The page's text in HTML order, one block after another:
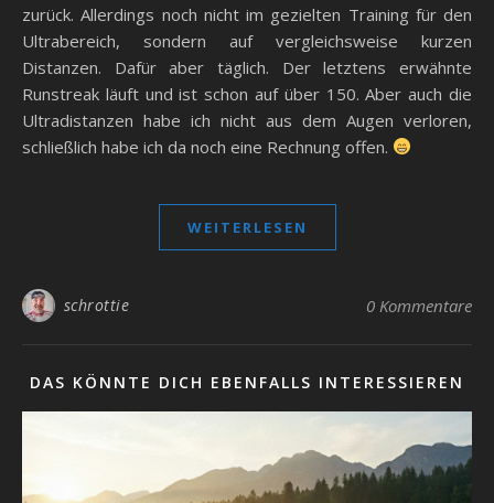
zurück. Allerdings noch nicht im gezielten Training für den
Ultrabereich, sondern auf vergleichsweise kurzen
Distanzen. Dafür aber täglich. Der letztens erwähnte
Runstreak läuft und ist schon auf über 150. Aber auch die
Ultradistanzen habe ich nicht aus dem Augen verloren,
schließlich habe ich da noch eine Rechnung offen.
WEITERLESEN
schrottie 0 Kommentare
DAS KÖNNTE DICH EBENFALLS INTERESSIEREN